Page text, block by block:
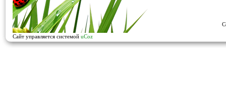
Сайт управляется системой uCoz